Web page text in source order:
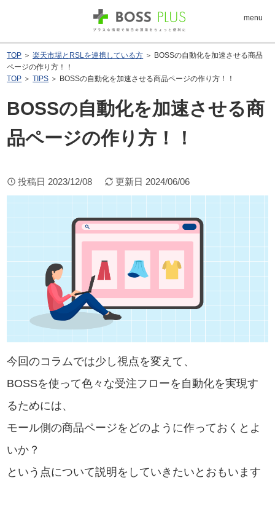
menu
TOP ＞楽天市場とRSLを連携している方 ＞ BOSSの自動化を加速させる商品
ページの作り方！！
TOP ＞TIPS ＞ BOSSの自動化を加速させる商品ページの作り方！！
BOSSの自動化を加速させる商
品ページの作り方！！
投稿日 2023/12/08 更新日 2024/06/06
今回のコラムでは少し視点を変えて、
BOSSを使って色々な受注フローを自動化を実現す
るためには、
モール側の商品ページをどのように作っておくとよ
いか？
という点について説明をしていきたいとおもいます